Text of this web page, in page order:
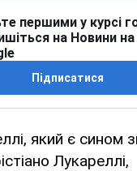
першими у курсі
на Новини на
Підписатися
який є сином
Лукареллі,